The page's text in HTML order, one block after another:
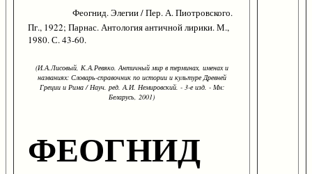
Феогнид. Элегии / Пер. А. Пиотровского.
Пг., 1922; Парнас. Антология античной лирики. М.,
1980. С. 43-60.
(И.А.Лисовый, К.А.Ревяко. Античный мир в терминах, именах и
названиях: Словарь-справочник по истории и культуре Древней
Греции и Рима / Науч. ред. А.И. Немировский. - 3-е изд. - Мн:
Беларусь, 2001)
ФЕОГНИД